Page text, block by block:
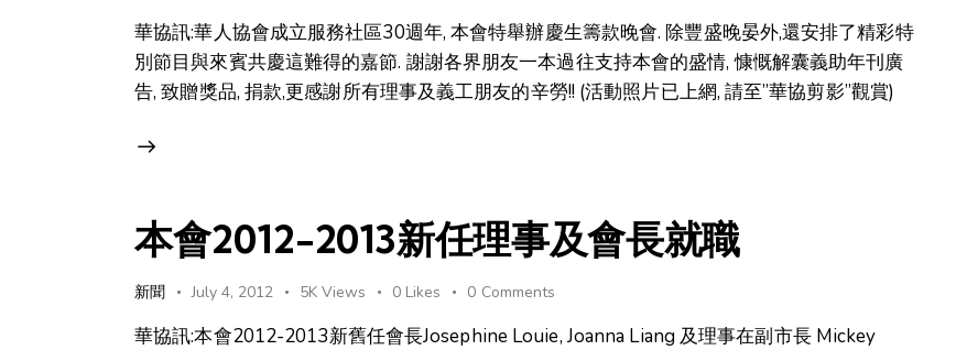
華協訊:華人協會成立服務社區30週年, 本會特舉辦慶生籌款晚會. 除豐盛晚晏外,還安排了精彩特
別節目與來賓共慶這難得的嘉節. 謝謝各界朋友一本過往支持本會的盛情, 慷慨解囊義助年刊廣
告, 致贈獎品, 捐款,更感謝所有理事及義工朋友的辛勞!! (活動照片已上網, 請至”華協剪影”觀賞)
本會2012-2013新任理事及會長就職
新聞 July 4, 2012 5K Views 0 Likes 0 Comments
華協訊:本會2012-2013新舊任會長Josephine Louie, Joanna Liang 及理事在副市長 Mickey